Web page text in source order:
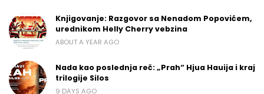
Knjigovanje: Razgovor sa Nenadom Popovićem,
urednikom Helly Cherry vebzina
ABOUT A YEAR AGO
Nada kao poslednja reč: „Prah“ Hjua Hauija i kraj
trilogije Silos
9 DAYS AGO